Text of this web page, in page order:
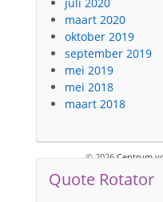
maart 2020
oktober 2019
september 2019
mei 2019
mei 2018
maart 2018
Quote Rotator
© 2026Centrum